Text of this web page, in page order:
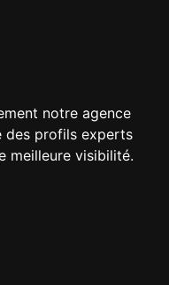
notre agence
des profils experts
meilleure visibilité.